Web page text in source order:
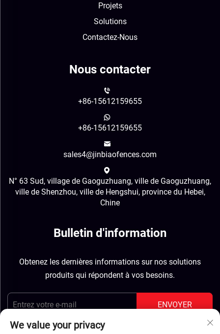
Projets
Solutions
Contactez-Nous
Nous contacter
+86-15612159655
+86-15612159655
sales4@jinbiaofences.com
N° 63 Sud, village de Gaoguzhuang, ville de Gaoguzhuang,
ville de Shenzhou, ville de Hengshui, province du Hebei,
Chine
Bulletin d'information
Obtenez les dernières informations sur nos solutions
produits qui répondent à vos besoins.
ENVOYER
We value your privacy